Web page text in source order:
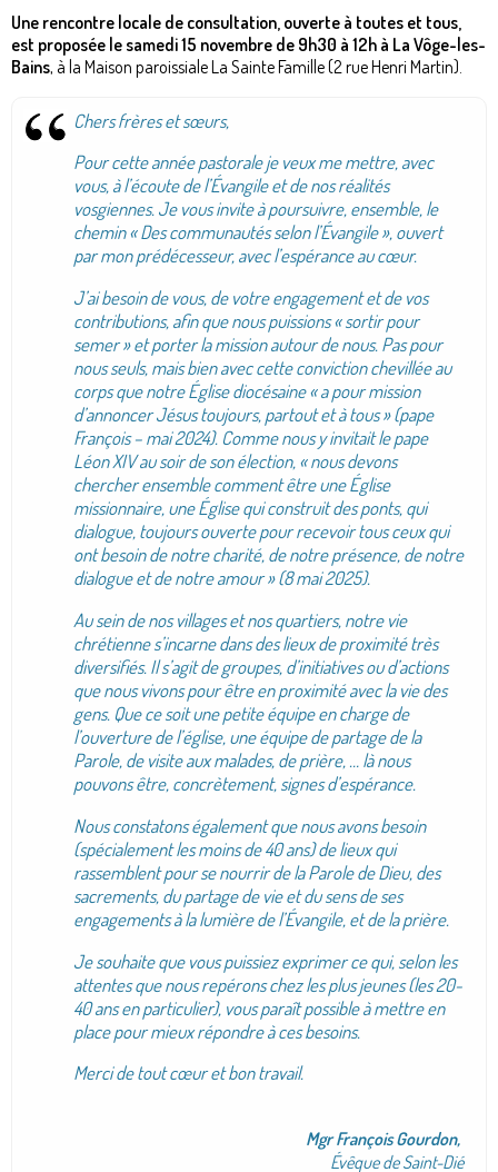
Une rencontre locale de consultation, ouverte à toutes et tous,
est proposée le samedi 15 novembre de 9h30 à 12h à La Vôge-les-
Bains, à la Maison paroissiale La Sainte Famille (2 rue Henri Martin).
Chers frères et sœurs,
Pour cette année pastorale je veux me mettre, avec
vous, à l’écoute de l’Évangile et de nos réalités
vosgiennes. Je vous invite à poursuivre, ensemble, le
chemin « Des communautés selon l’Évangile », ouvert
par mon prédécesseur, avec l’espérance au cœur.
J’ai besoin de vous, de votre engagement et de vos
contributions, afin que nous puissions « sortir pour
semer » et porter la mission autour de nous. Pas pour
nous seuls, mais bien avec cette conviction chevillée au
corps que notre Église diocésaine « a pour mission
d’annoncer Jésus toujours, partout et à tous » (pape
François – mai 2024). Comme nous y invitait le pape
Léon XIV au soir de son élection, « nous devons
chercher ensemble comment être une Église
missionnaire, une Église qui construit des ponts, qui
dialogue, toujours ouverte pour recevoir tous ceux qui
ont besoin de notre charité, de notre présence, de notre
dialogue et de notre amour » (8 mai 2025).
Au sein de nos villages et nos quartiers, notre vie
chrétienne s’incarne dans des lieux de proximité très
diversifiés. Il s’agit de groupes, d’initiatives ou d’actions
que nous vivons pour être en proximité avec la vie des
gens. Que ce soit une petite équipe en charge de
l’ouverture de l’église, une équipe de partage de la
Parole, de visite aux malades, de prière, … là nous
pouvons être, concrètement, signes d’espérance.
Nous constatons également que nous avons besoin
(spécialement les moins de 40 ans) de lieux qui
rassemblent pour se nourrir de la Parole de Dieu, des
sacrements, du partage de vie et du sens de ses
engagements à la lumière de l’Évangile, et de la prière.
Je souhaite que vous puissiez exprimer ce qui, selon les
attentes que nous repérons chez les plus jeunes (les 20-
40 ans en particulier), vous paraît possible à mettre en
place pour mieux répondre à ces besoins.
Merci de tout cœur et bon travail.
Mgr François Gourdon,
Évêque de Saint-Dié